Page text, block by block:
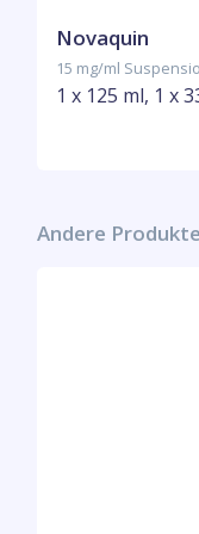
Novaquin
15 mg/ml
1 x 125 ml, 1 x
Andere Produkte